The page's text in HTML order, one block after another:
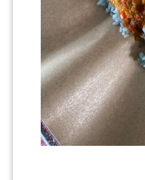
TERENGGANU(12)
SABAH(0)